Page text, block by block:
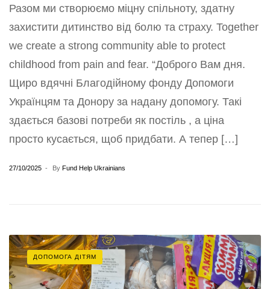
Разом ми створюємо міцну спільноту, здатну
захистити дитинство від болю та страху. Together
we create a strong community able to protect
childhood from pain and fear. “Доброго Вам дня.
Щиро вдячні Благодійному фонду Допомоги
Українцям та Донору за надану допомогу. Такі
здається базові потреби як постіль , а ціна
просто кусається, щоб придбати. А тепер […]
27/10/2025 By Fund Help Ukrainians
ДОПОМОГА ДІТЯМ